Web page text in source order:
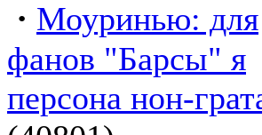
· Моуринью: для
фанов "Барсы" я
персона нон-